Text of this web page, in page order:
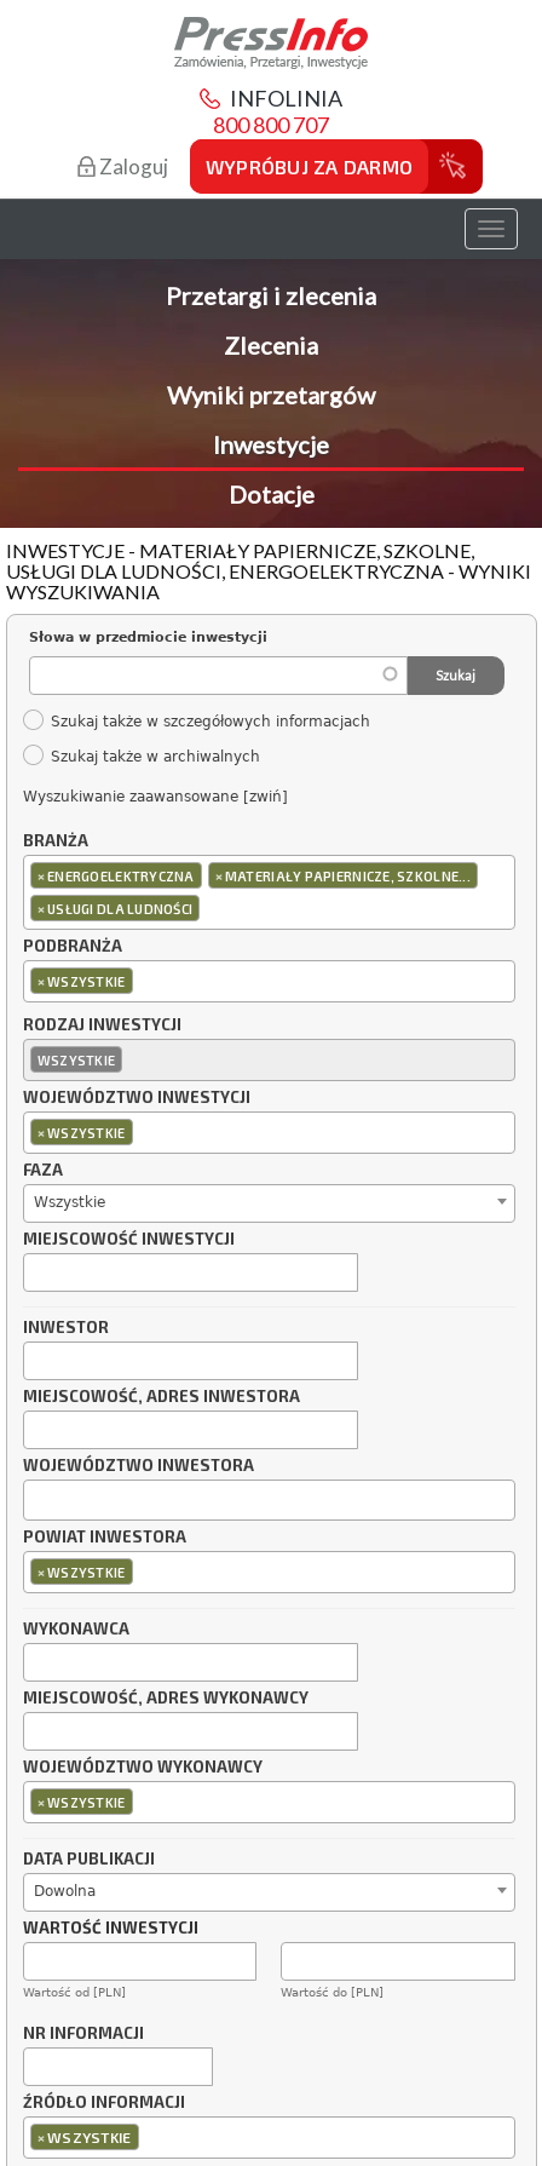
INFOLINIA
800 800 707
Zaloguj WYPRÓBUJ ZA DARMO
Toggle
Przetargi i zlecenia
Zlecenia
Wyniki przetargów
Inwestycje
Dotacje
INWESTYCJE - MATERIAŁY PAPIERNICZE, SZKOLNE,
USŁUGI DLA LUDNOŚCI, ENERGOELEKTRYCZNA - WYNIKI
WYSZUKIWANIA
Słowa w przedmiocie inwestycji
Szukaj także w szczegółowych informacjach
Szukaj także w archiwalnych
Wyszukiwanie zaawansowane [zwiń]
BRANŻA
×ENERGOELEKTRYCZNA ×MATERIAŁY PAPIERNICZE, SZKOLNE...
×USŁUGI DLA LUDNOŚCI
PODBRANŻA
×WSZYSTKIE
RODZAJ INWESTYCJI
WSZYSTKIE
WOJEWÓDZTWO INWESTYCJI
×WSZYSTKIE
FAZA
Wszystkie
MIEJSCOWOŚĆ INWESTYCJI
INWESTOR
MIEJSCOWOŚĆ, ADRES INWESTORA
WOJEWÓDZTWO INWESTORA
POWIAT INWESTORA
×WSZYSTKIE
WYKONAWCA
MIEJSCOWOŚĆ, ADRES WYKONAWCY
WOJEWÓDZTWO WYKONAWCY
×WSZYSTKIE
DATA PUBLIKACJI
Dowolna
WARTOŚĆ INWESTYCJI
Wartość od [PLN] Wartość do [PLN]
NR INFORMACJI
ŹRÓDŁO INFORMACJI
×WSZYSTKIE